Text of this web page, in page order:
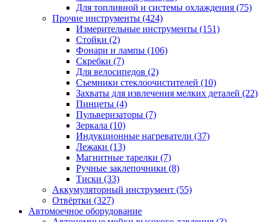
Для топливной и системы охлаждения (75)
Прочие инструменты (424)
Измерительные инструменты (151)
Стойки (2)
Фонари и лампы (106)
Скребки (7)
Для велосипедов (2)
Съемники стеклоочистителей (10)
Захваты для извлечения мелких деталей (22)
Пинцеты (4)
Пульверизаторы (7)
Зеркала (10)
Индукционные нагреватели (37)
Лежаки (13)
Магнитные тарелки (7)
Ручные заклепочники (8)
Тиски (33)
Аккумуляторный инструмент (55)
Отвёртки (327)
Автомоечное оборудование